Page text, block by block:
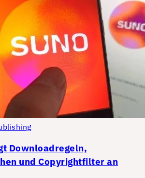
Downloadregeln,
und Copyrightfilter an